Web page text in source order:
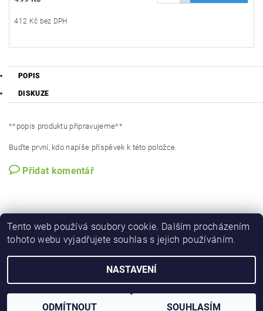
412 Kč bez DPH
POPIS
DISKUZE
**popis produktu připravujeme**
Buďte první, kdo napíše příspěvek k této položce.
Přidat komentář
2026 © iforester.cz, všechna práva vyhrazenaUpravit nastavení cookies
Tento web používá soubory cookie. Dalším procházením
tohoto webu vyjadřujete souhlas s jejich používáním.
NASTAVENÍ
ODMÍTNOUT SOUHLASÍM